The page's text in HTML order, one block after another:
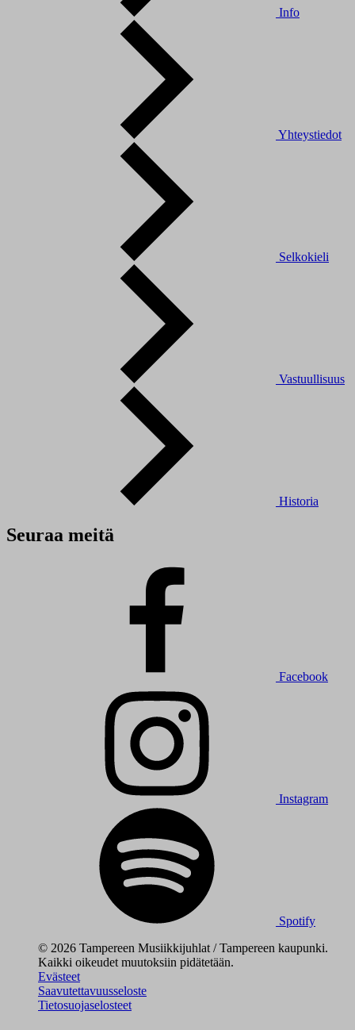
Info
Yhteystiedot
Selkokieli
Vastuullisuus
Historia
Seuraa meitä
Facebook
Instagram
Spotify
© 2026 Tampereen Musiikkijuhlat / Tampereen kaupunki.
Kaikki oikeudet muutoksiin pidätetään.
Evästeet
Saavutettavuusseloste
Tietosuojaselosteet